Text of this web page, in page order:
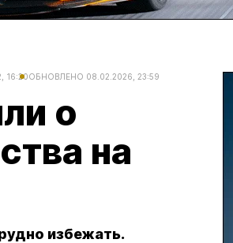
16:20ОБНОВЛЕНО 08.02.2026, 23:59
о
на
избежать.